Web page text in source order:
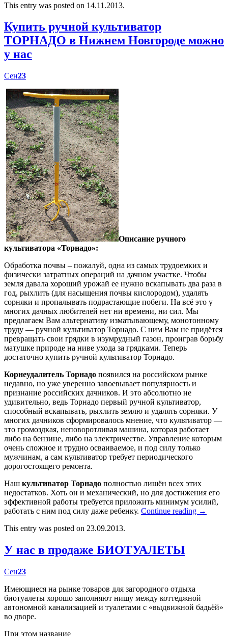
This entry was posted on 14.11.2013.
Купить ручной культиватор
ТОРНАДО в Нижнем Новгороде можно
у нас
Сен23
Описание ручного
культиватора «Торнадо»:
Обработка почвы – пожалуй, одна из самых трудоемких и
физически затратных операций на дачном участке. Чтобы
земля давала хороший урожай ее нужно вскапывать два раза в
год, рыхлить (для насыщения почвы кислородом), удалять
сорняки и пропалывать подрастающие побеги. На всё это у
многих дачных любителей нет ни времени, ни сил. Мы
предлагаем Вам альтернативу изматывающему, монотонному
труду — ручной культиватор Торнадо. С ним Вам не придётся
превращать свои грядки в изумрудный газон, проиграв борьбу
матушке природе на ниве ухода за грядками. Теперь
достаточно купить ручной культиватор Торнадо.
Корнеудалитель Торнадо появился на российском рынке
недавно, но уже уверенно завоевывает популярность и
признание российских дачников. И это абсолютно не
удивительно, ведь Торнадо первый ручной культиватор,
способный вскапывать, рыхлить землю и удалять сорняки. У
многих дачников сформировалось мнение, что культиватор —
это громоздкая, неповоротливая машина, которая работает
либо на бензине, либо на электричестве. Управление которым
очень сложное и трудно осваиваемое, и под силу только
мужчинам, а сам культиватор требует периодического
дорогостоящего ремонта.
Наш культиватор Торнадо полностью лишён всех этих
недостатков. Хоть он и механический, но для достижения его
эффективной работы требуется приложить минимум усилий,
работать с ним под силу даже ребенку. Continue reading →
This entry was posted on 23.09.2013.
У нас в продаже БИОТУАЛЕТЫ
Сен23
Имеющиеся на рынке товаров для загородного отдыха
биотуалеты хорошо заполняют нишу между коттеджной
автономной канализацией и туалетами с «выдвижной бадьёй»
во дворе.
При этом название